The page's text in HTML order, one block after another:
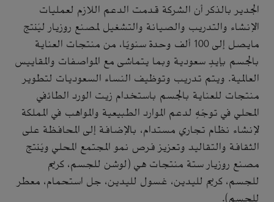
الجدير بالذكر أن الشركة قدمت الدعم اللازم لعمليات
الإنشاء والتدريب والصيانة والتشغيل لمصنع روزيار ليُنتج
مايصل إلى 100 ألف وحدة سنويًا، من منتجات العناية
بالجسم بإيدٍ سعودية وبما يتماشى مع المواصفات والمقاييس
العالمية. ويتم تدريب وتوظيف النساء السعوديات لتطوير
منتجات للعناية بالجسم باستخدام زيت الورد الطائفي
المحلي في توجّهٍ لدعم الموارد الطبيعية والمواهب في المملكة
لإنشاء نظام تجاري مستدام، بالإضافة إلى المحافظة على
الثقافة والتقاليد وتعزيز فرص نمو المجتمع المحلي ويُنتج
مصنع روزيار ستة منتجات هي (لوشن للجسم، كريم
للجسم، كريم لليدين، غسول لليدين، جل استحمام، معطر
للجسم).